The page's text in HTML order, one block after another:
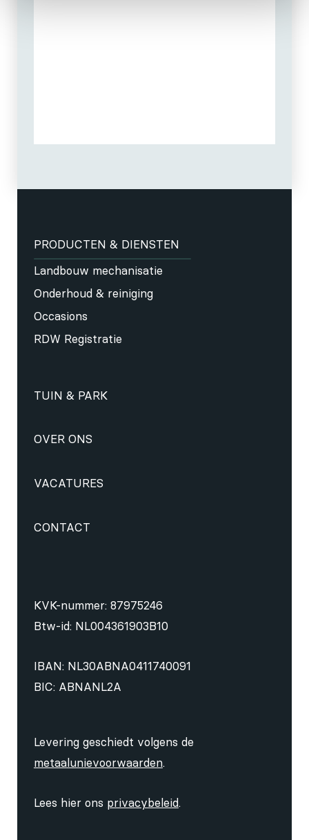
PRODUCTEN & DIENSTEN
Landbouw mechanisatie
Onderhoud & reiniging
Occasions
RDW Registratie
TUIN & PARK
OVER ONS
VACATURES
CONTACT
KVK-nummer: 87975246
Btw-id: NL004361903B10
IBAN: NL30ABNA0411740091
BIC: ABNANL2A
Levering geschiedt volgens de
metaalunievoorwaarden.
Lees hier ons privacybeleid.